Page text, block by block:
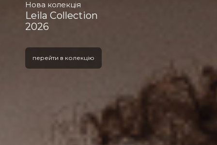
Нова колекція
Leila Collection
2026
перейти в колекцію